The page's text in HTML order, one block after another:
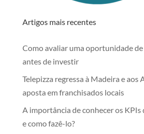
Artigos mais recentes
Como avaliar uma oportunidade
antes de investir
Telepizza regressa à Madeira e aos
aposta em franchisados locais
A importância de conhecer os KPIs
e como fazê-lo?